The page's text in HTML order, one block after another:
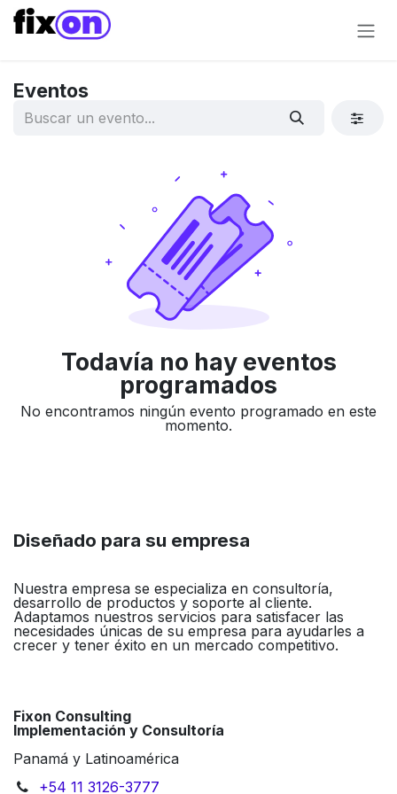
Ir al contenido
Eventos
Todavía no hay eventos
programados
No encontramos ningún evento programado en este
momento.
Diseñado para su empresa
Nuestra empresa se especializa en consultoría,
desarrollo de productos y soporte al cliente.
Adaptamos nuestros servicios para satisfacer las
necesidades únicas de su empresa para ayudarles a
crecer y tener éxito en un mercado competitivo.
Fixon Consulting
Implementación y Consultoría
Panamá y Latinoamérica
+54 11 3126-3777